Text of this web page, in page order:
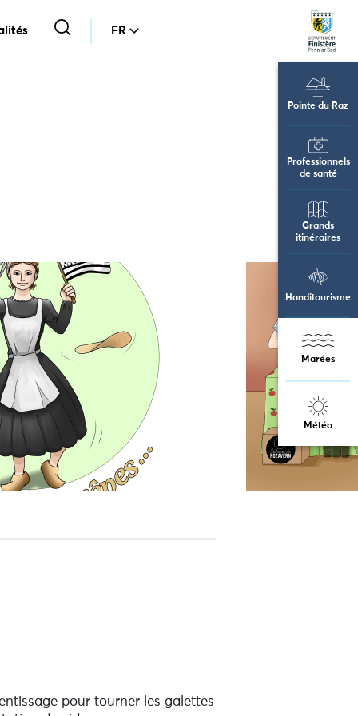
FR
Pointe du Raz
Professionnels
de santé
Grands
itinéraires
Handitourisme
Marées
Météo
pour tourner les galettes